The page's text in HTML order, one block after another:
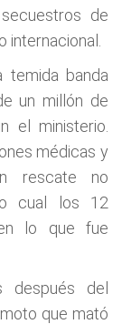
de
temida banda
un millón de
el ministerio.
médicas y
rescate no
cual los 12
lo que fue
después del
que mató